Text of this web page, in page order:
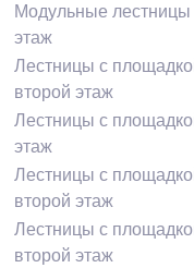
Модульные
этаж
Лестницы с
второй этаж
Лестницы с
этаж
Лестницы с
второй этаж
Лестницы с
второй этаж